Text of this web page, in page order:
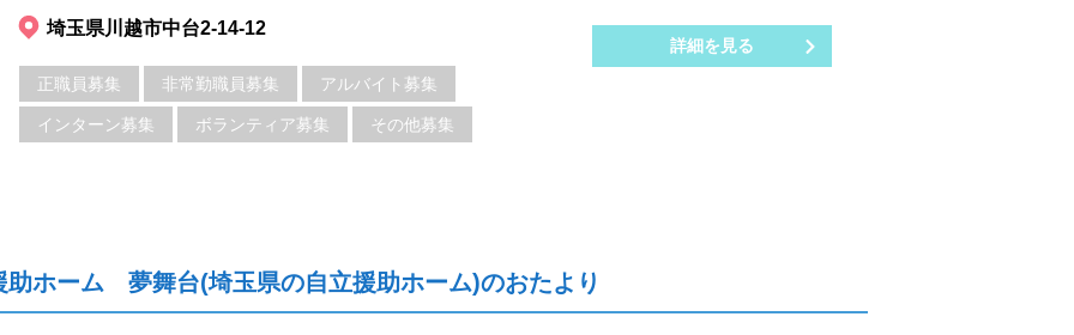
埼玉県川越市中台2-14-12
正職員募集 非常勤職員募集 アルバイト募集
インターン募集 ボランティア募集 その他募集
詳細を見る
助ホーム 夢舞台(埼玉県の自立援助ホーム)のおたより